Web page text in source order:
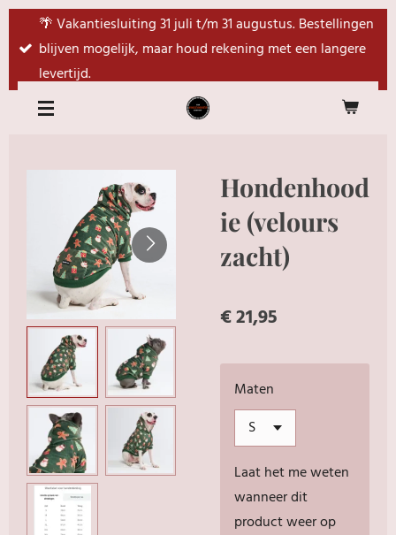
direct
de
hoofdinhoud
🌴 Vakantiesluiting 31 juli t/m 31 augustus. Bestellingen
blijven mogelijk, maar houd rekening met een langere
levertijd.
Hondenhood
ie (velours
zacht)
€ 21,95
Maten
Laat het me weten
wanneer dit
product weer op